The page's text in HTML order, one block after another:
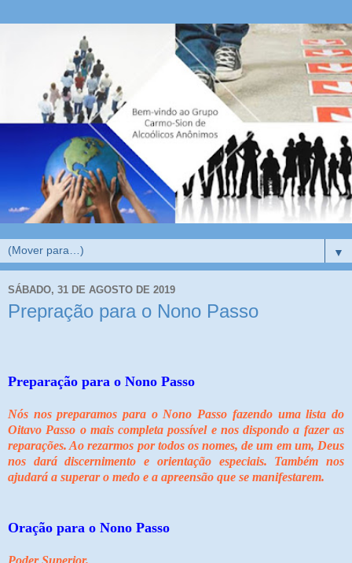
▼
SÁBADO, 31 DE AGOSTO DE 2019
Prepração para o Nono Passo
Preparação para o Nono Passo
Nós nos preparamos para o Nono Passo fazendo uma lista do
Oitavo Passo o mais completa possível e nos dispondo a fazer as
reparações. Ao rezarmos por todos os nomes, de um em um, Deus
nos dará discernimento e orientação especiais. Também nos
ajudará a superar o medo e a apreensão que se manifestarem.
Oração para o Nono Passo
Poder Superior.